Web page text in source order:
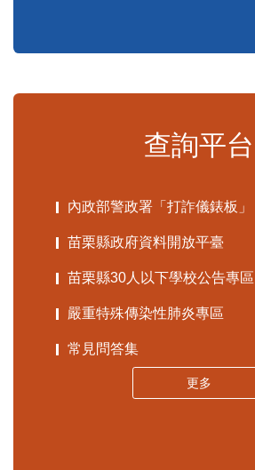
查詢平台
苗栗縣30人以下學校公告專區